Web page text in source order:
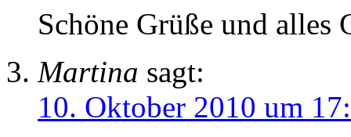
Schöne Grüße und alles
Martina sagt:
10. Oktober 2010 um